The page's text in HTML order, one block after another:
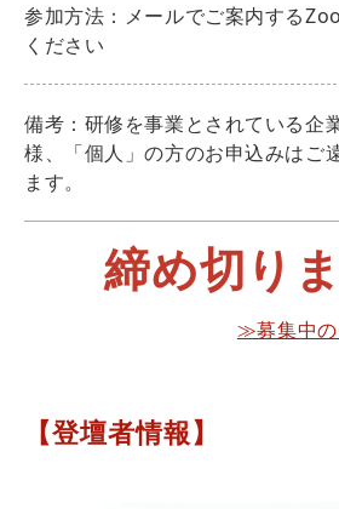
参加方法：メールでご案内する
ください
備考：研修を事業とされている企
様、「個人」の方のお申込みはご
ます。
締め切り
≫募集中の
【登壇者情報】